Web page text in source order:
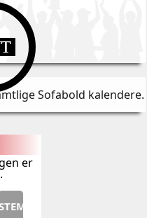
Sofabold kalendere.
er